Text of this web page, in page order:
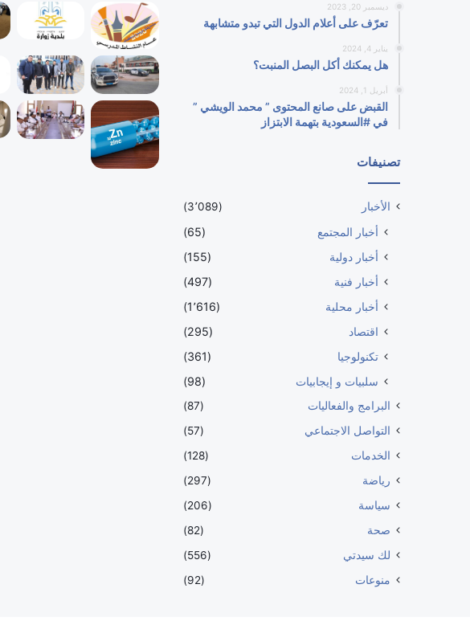
ديسمبر 20, 2023
تعرّف على أعلام الدول التي تبدو متشابهة
يناير 4, 2024
هل يمكنك أكل البصل المنبت؟
أبريل 1, 2024
القبض على صانع المحتوى ” محمد الويشي ”
في #السعودية بتهمة الابتزاز
تصنيفات
الأخبار (3٬089)
أخبار المجتمع
(65)
أخبار دولية
(155)
أخبار فنية
(497)
أخبار محلية
(1٬616)
اقتصاد
(295)
تكنولوجيا
(361)
سلبيات و إيجابيات
(98)
البرامج والفعاليات
(87)
التواصل الاجتماعي
(57)
الخدمات
(128)
رياضة
(297)
سياسة
(206)
صحة
(82)
لك سيدتي
(556)
منوعات
(92)